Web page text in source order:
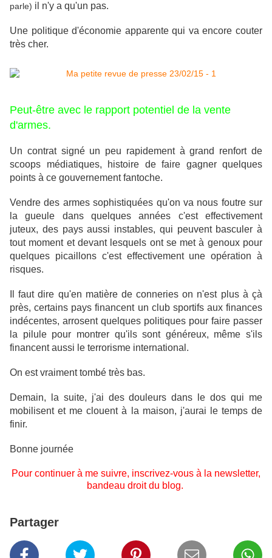
parle) il n'y a qu'un pas.
Une politique d'économie apparente qui va encore couter
très cher.
Peut-être avec le rapport potentiel de la vente
d'armes.
Un contrat signé un peu rapidement à grand renfort de
scoops médiatiques, histoire de faire gagner quelques
points à ce gouvernement fantoche.
Vendre des armes sophistiquées qu'on va nous foutre sur
la gueule dans quelques années c'est effectivement
juteux, des pays aussi instables, qui peuvent basculer à
tout moment et devant lesquels ont se met à genoux pour
quelques picaillons c'est effectivement une opération à
risques.
Il faut dire qu'en matière de conneries on n'est plus à çà
près, certains pays financent un club sportifs aux finances
indécentes, arrosent quelques politiques pour faire passer
la pilule pour montrer qu'ils sont généreux, même s'ils
financent aussi le terrorisme international.
On est vraiment tombé très bas.
Demain, la suite, j'ai des douleurs dans le dos qui me
mobilisent et me clouent à la maison, j'aurai le temps de
finir.
Bonne journée
Pour continuer à me suivre, inscrivez-vous à la newsletter,
bandeau droit du blog.
Partager